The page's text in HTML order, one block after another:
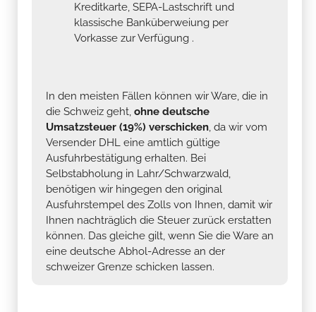
Kreditkarte, SEPA-Lastschrift und
klassische Banküberweiung per
Vorkasse zur Verfügung .
In den meisten Fällen können wir Ware, die in
die Schweiz geht, ohne deutsche
Umsatzsteuer (19%) verschicken, da wir vom
Versender DHL eine amtlich gültige
Ausfuhrbestätigung erhalten. Bei
Selbstabholung in Lahr/Schwarzwald,
benötigen wir hingegen den original
Ausfuhrstempel des Zolls von Ihnen, damit wir
Ihnen nachträglich die Steuer zurück erstatten
können. Das gleiche gilt, wenn Sie die Ware an
eine deutsche Abhol-Adresse an der
schweizer Grenze schicken lassen.